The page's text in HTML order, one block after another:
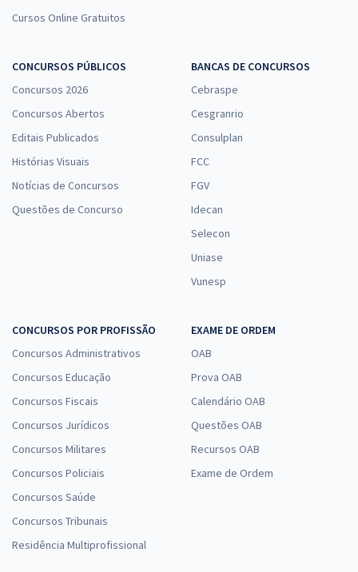
Cursos Online Gratuitos
CONCURSOS PÚBLICOS
Concursos 2026
Concursos Abertos
Editais Publicados
Histórias Visuais
Notícias de Concursos
Questões de Concurso
BANCAS DE CONCURSOS
Cebraspe
Cesgranrio
Consulplan
FCC
FGV
Idecan
Selecon
Uniase
Vunesp
CONCURSOS POR PROFISSÃO
Concursos Administrativos
Concursos Educação
Concursos Fiscais
Concursos Jurídicos
Concursos Militares
Concursos Policiais
Concursos Saúde
Concursos Tribunais
Residência Multiprofissional
EXAME DE ORDEM
OAB
Prova OAB
Calendário OAB
Questões OAB
Recursos OAB
Exame de Ordem